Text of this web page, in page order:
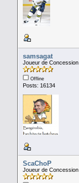
samsagat
Joueur de Concession
Offline
Posts: 16134
ScaChoP
Joueur de Concession